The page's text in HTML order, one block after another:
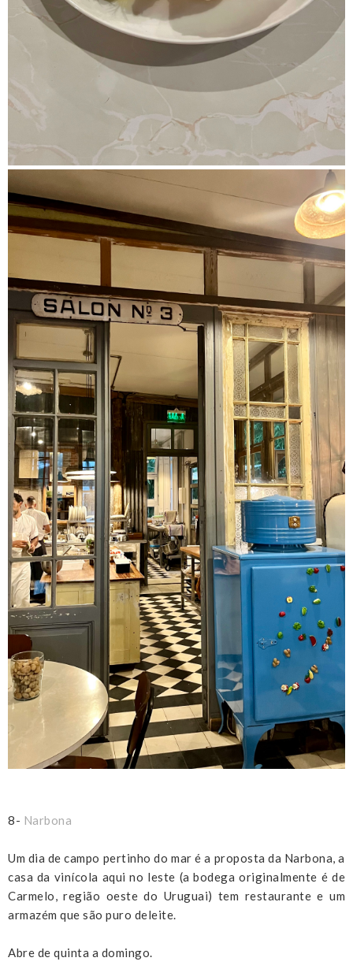
8- Narbona
Um dia de campo pertinho do mar é a proposta da Narbona, a
casa da vinícola aqui no leste (a bodega originalmente é de
Carmelo, região oeste do Uruguai) tem restaurante e um
armazém que são puro deleite.
Abre de quinta a domingo.